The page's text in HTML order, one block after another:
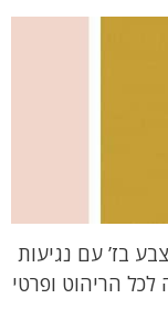
בז’ עם נגיעות
לכל הריהוט ופרטי